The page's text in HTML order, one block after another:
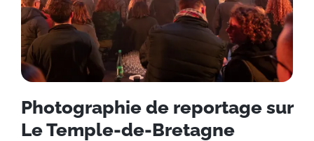
Photographie de reportage sur
Le Temple-de-Bretagne